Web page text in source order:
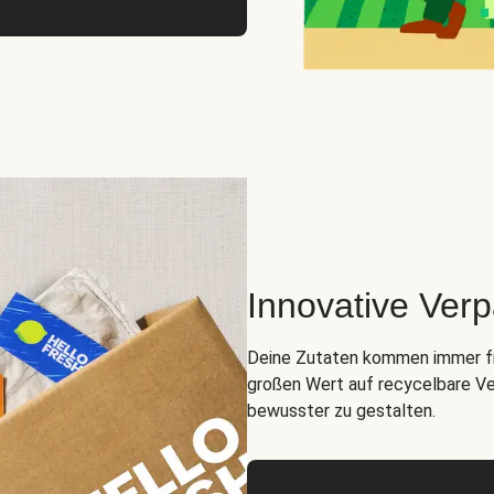
Innovative
Deine Zutaten kommen immer
großen Wert auf recycelbare
bewusster zu gestalten.